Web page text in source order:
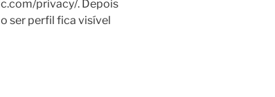
privacy/. Depois
ser perfil fica visível